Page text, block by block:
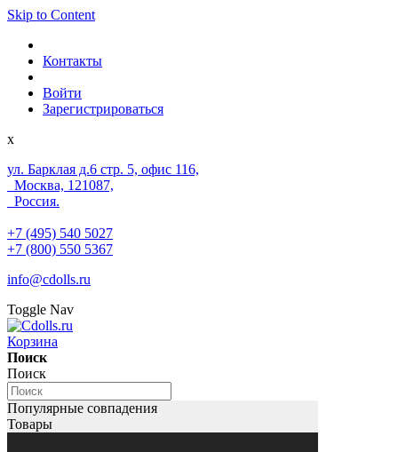
Skip to Content
Контакты
Войти
Зарегистрироваться
x
ул. Барклая д.6 стр. 5, офис 116,
Москва, 121087,
Россия.
+7 (495) 540 5027
+7 (800) 550 5367
info@cdolls.ru
Toggle Nav
Корзина
Поиск
Поиск
Популярные совпадения
Товары